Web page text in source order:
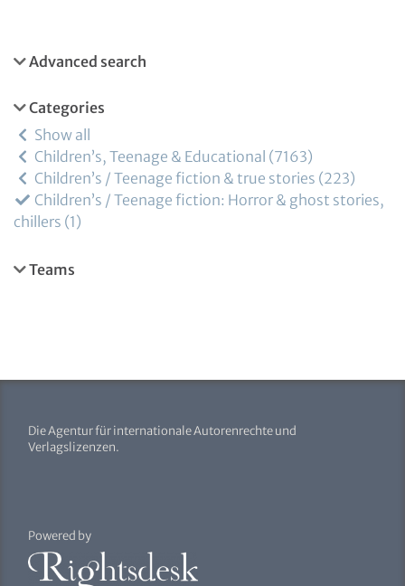
Advanced search
Categories
Show all
Children’s, Teenage & Educational
7163
Children’s / Teenage fiction & true stories 223
Children’s / Teenage fiction: Horror & ghost stories,
chillers 1
Teams
Die Agentur für internationale Autorenrechte und
Verlagslizenzen.
Powered by